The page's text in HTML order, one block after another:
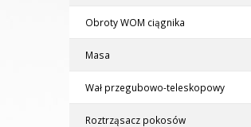
Obroty WOM ciągnika
Masa
Wał przegubowo-teleskopowy
Roztrząsacz pokosów